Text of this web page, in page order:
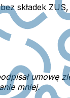
składek
umowę
mniej.